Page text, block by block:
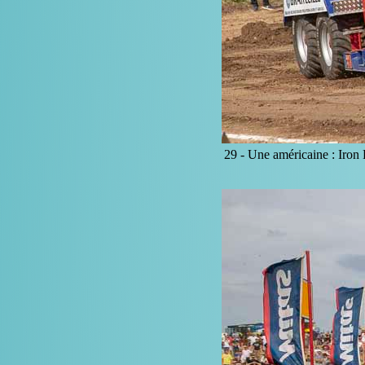
29 -Une américaine : Iron